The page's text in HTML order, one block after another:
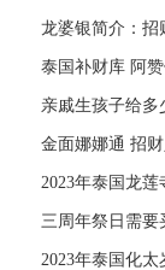
龙婆银简介：招
泰国补财库 阿
亲戚生孩子给
金面娜娜通 招
2023年泰国龙
2566年
三周年祭日需要
2023年泰国化